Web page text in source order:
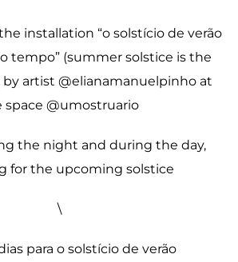
installation “o solstício de verão
tempo” (summer solstice is the
artist @elianamanuelpinho at
space @umostruario
the night and during the day,
for the upcoming solstice
\
para o solstício de verão